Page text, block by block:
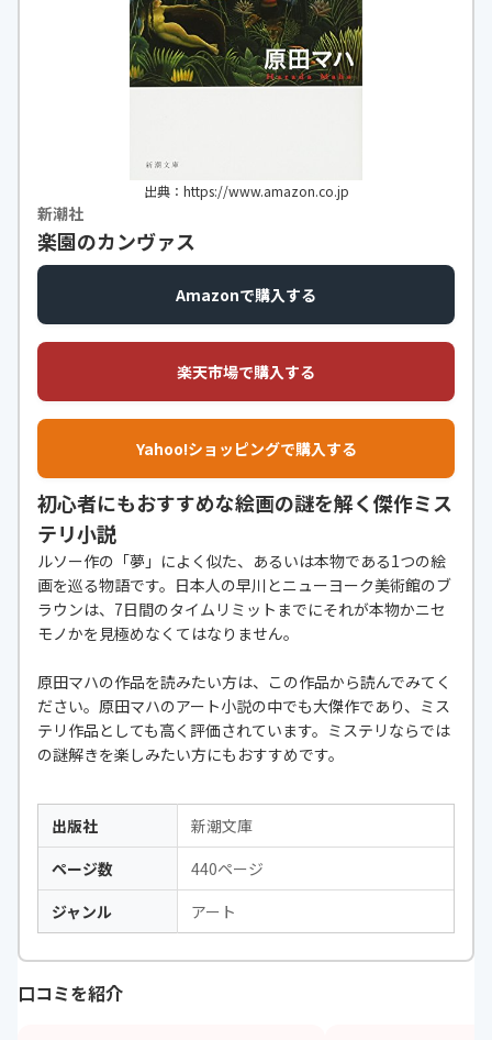
出典：https://www.amazon.co.jp
新潮社
楽園のカンヴァス
Amazonで購入する
楽天市場で購入する
Yahoo!ショッピングで購入する
初心者にもおすすめな絵画の謎を解く傑作ミス
テリ小説
ルソー作の「夢」によく似た、あるいは本物である1つの絵
画を巡る物語です。日本人の早川とニューヨーク美術館のブ
ラウンは、7日間のタイムリミットまでにそれが本物かニセ
モノかを見極めなくてはなりません。
原田マハの作品を読みたい方は、この作品から読んでみてく
ださい。原田マハのアート小説の中でも大傑作であり、ミス
テリ作品としても高く評価されています。ミステリならでは
の謎解きを楽しみたい方にもおすすめです。
出版社
新潮文庫
ページ数
440ページ
ジャンル
アート
口コミを紹介